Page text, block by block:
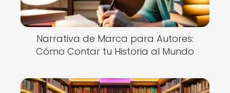
Narrativa de Marca para Autores:
Cómo Contar tu Historia al Mundo